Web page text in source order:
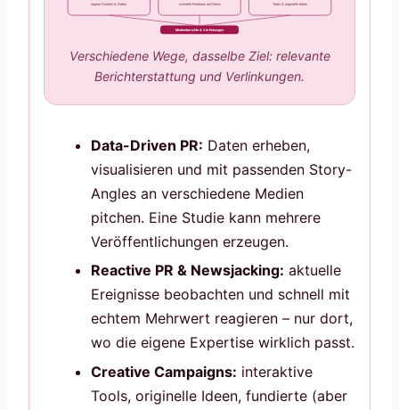
eigene Studien & Daten schnelle Reaktion auf News Tools & originelle Ideen
Medienberichte & Verlinkungen
Verschiedene Wege, dasselbe Ziel: relevante
Berichterstattung und Verlinkungen.
Data-Driven PR: Daten erheben,
visualisieren und mit passenden Story-
Angles an verschiedene Medien
pitchen. Eine Studie kann mehrere
Veröffentlichungen erzeugen.
Reactive PR & Newsjacking: aktuelle
Ereignisse beobachten und schnell mit
echtem Mehrwert reagieren – nur dort,
wo die eigene Expertise wirklich passt.
Creative Campaigns: interaktive
Tools, originelle Ideen, fundierte (aber